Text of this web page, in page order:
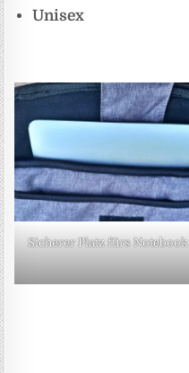
Unisex
Sicherer Platz fürs Notebook